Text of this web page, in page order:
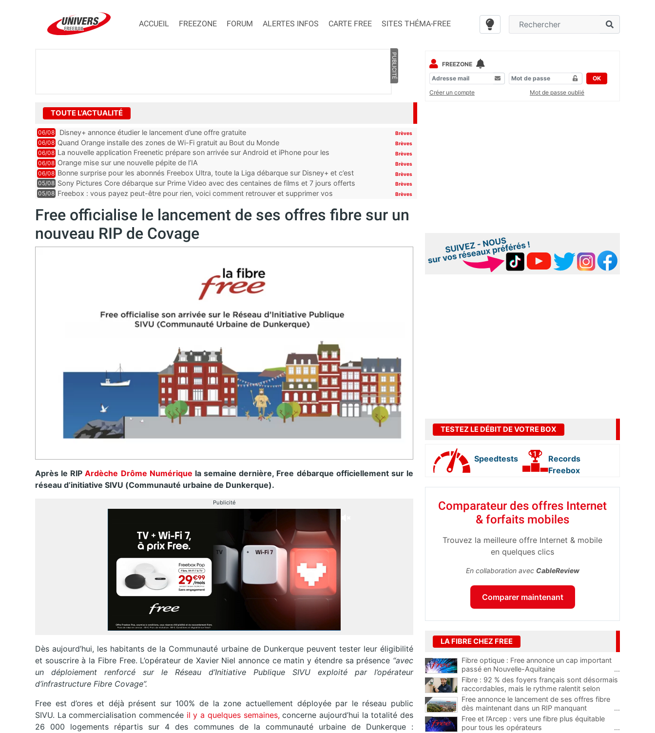
ACCUEIL FREEZONE FORUM ALERTES INFOS CARTE FREE SITES THÉMA-FREE
PUBLICITÉ
TOUTE L'ACTUALITÉ
06/08 Disney+ annonce étudier le lancement d’une offre gratuite Brèves
06/08 Quand Orange installe des zones de Wi-Fi gratuit au Bout du Monde Brèves
06/08 La nouvelle application Freenetic prépare son arrivée sur Android et iPhone pour les
abonnés Freebox, testez la
Brèves
06/08 Orange mise sur une nouvelle pépite de l’IA Brèves
06/08 Bonne surprise pour les abonnés Freebox Ultra, toute la Liga débarque sur Disney+ et c’est
inclus
Brèves
05/08 Sony Pictures Core débarque sur Prime Video avec des centaines de films et 7 jours offerts Brèves
05/08 Freebox : vous payez peut-être pour rien, voici comment retrouver et supprimer vos
Brèves
Free officialise le lancement de ses offres fibre sur un
nouveau RIP de Covage
Après le RIPArdèche Drôme Numérique la semaine dernière, Free débarque officiellement sur le
réseau d’initiative SIVU (Communauté urbaine de Dunkerque).
Publicité
Dès aujourd’hui, les habitants de la Communauté urbaine de Dunkerque peuvent tester leur éligibilité
et souscrire à la Fibre Free. L’opérateur de Xavier Niel annonce ce matin y étendre sa présence “avec
un déploiement renforcé sur le Réseau d’Initiative Publique SIVU exploité par l’opérateur
d’infrastructure Fibre Covage”.
Free est d’ores et déjà présent sur 100% de la zone actuellement déployée par le réseau public
SIVU. La commercialisation commencée il y a quelques semaines,concerne aujourd’hui la totalité des
26 000 logements répartis sur 4 des communes de la communauté urbaine de Dunkerque :
FREEZONE
OK
Créer un compte
Mot de passe oublié
TESTEZ LE DÉBIT DE VOTRE BOX
Speedtests
Records
Freebox
Comparateur des offres Internet
& forfaits mobiles
Trouvez la meilleure offre Internet & mobile
en quelques clics
En collaboration avec CableReview
Comparer maintenant
LA FIBRE CHEZ FREE
Fibre optique : Free annonce un cap important
passé en Nouvelle-Aquitaine
...
Fibre : 92 % des foyers français sont désormais
raccordables, mais le rythme ralentit selon
l'Arcep
Free annonce le lancement de ses offres fibre
dès maintenant dans un RIP manquant
...
Free et l’Arcep : vers une fibre plus équitable
pour tous les opérateurs
...